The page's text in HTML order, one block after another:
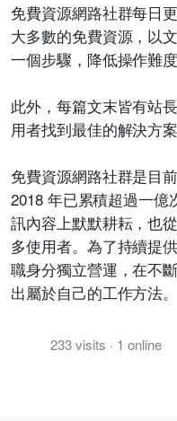
免費資源網路社群每日
大多數的免費資源，以
一個步驟，降低操作難
此外，每篇文末皆有站
用者找到最佳的解決方案
免費資源網路社群是目
2018 年已累積超過一
訊內容上默默耕耘，也
多使用者。為了持續提
職身分獨立營運，在不
出屬於自己的工作方法。
233visits · 1 online